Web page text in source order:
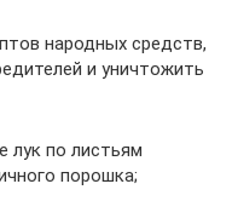
народных средств,
и уничтожить
лук по листьям
порошка;